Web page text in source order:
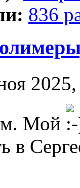
836
Мой
в